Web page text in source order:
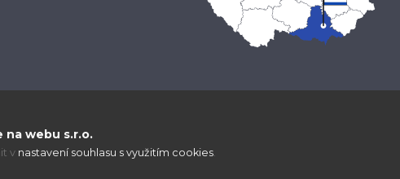
na webu s.r.o.
v nastavení souhlasu s využitím cookies.